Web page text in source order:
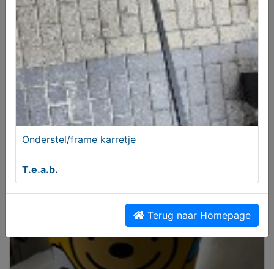
Poppen wiegje
€ 25,00
Onderstel/frame karretje
T.e.a.b.
Terug naar Homepage